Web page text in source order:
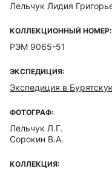
Лельчук Лидия
КОЛЛЕКЦИОННЫЙ НОМЕР:
РЭМ 9065-51
ЭКСПЕДИЦИЯ:
Экспедиция в
ФОТОГРАФ:
Лельчук Л.Г.
Сорокин В.А.
КОЛЛЕКЦИЯ: